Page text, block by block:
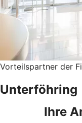
Vorteilspartner der
Unterföhring
Ihre